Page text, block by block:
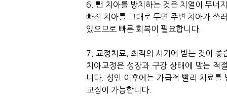
6. 뺀 치아를 방치하는 것은 치열이
무너
빠진 치아를 그대로 두면 주변 치아가 쓰
있으므로 빠른 회복이 필요합니다.
7. 교정치료 최적의 시기에 받는 것이
좋
치아교정은 성장과 구강 상태에 맞는 적
니다. 성인 이후에는 가급적 빨리 치료를
교정이
가능합니다.